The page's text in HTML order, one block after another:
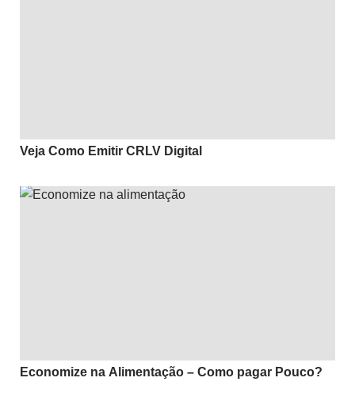
Veja Como Emitir CRLV Digital
Economize na Alimentação – Como pagar Pouco?